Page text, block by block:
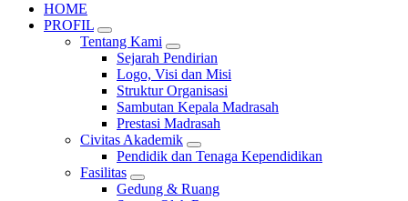
HOME
PROFIL
Tentang Kami
Sejarah Pendirian
Logo, Visi dan Misi
Struktur Organisasi
Sambutan Kepala Madrasah
Prestasi Madrasah
Civitas Akademik
Pendidik dan Tenaga Kependidikan
Fasilitas
Gedung & Ruang